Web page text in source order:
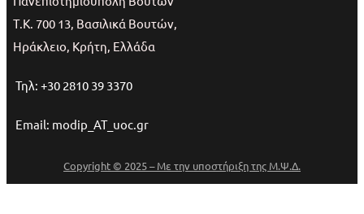
Τ.Κ. 700 13, Βασιλικά Βουτών,
Ηράκλειο, Κρήτη, Ελλάδα
Τηλ: +30 2810 39 3370
Email: modip_AT_uoc.gr
Copyright © 2025 – Με την υποστήριξη της Μ.Ψ.Δ.